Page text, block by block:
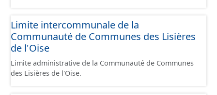
par un libellé de voie. Un tronçon appartient à une ou
deux communes. Un tronçon représente, le plus
souvent, le centre de la chaussée. Les tronçons de voies
correspondent à des intersections ou des jonctions, sauf
dans le cas d'un chevauchement (cf paragraphe suivant).
Limite intercommunale de la
Communauté de Communes des Lisières
de l'Oise
Limite administrative de la Communauté de Communes
des Lisières de l'Oise.